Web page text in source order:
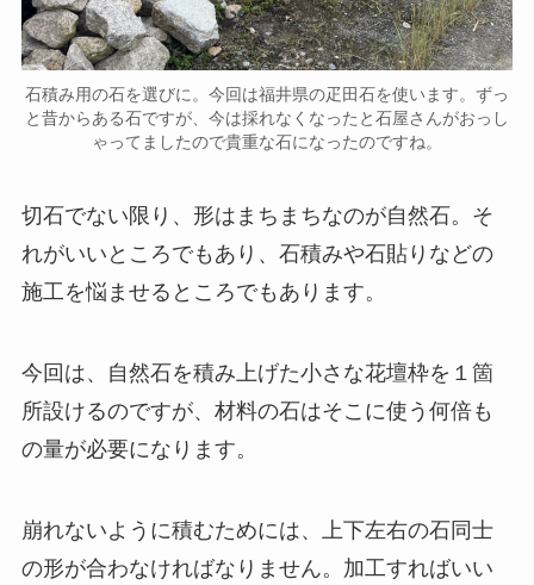
石積み用の石を選びに。今回は福井県の疋田石を使います。ずっ
と昔からある石ですが、今は採れなくなったと石屋さんがおっし
ゃってましたので貴重な石になったのですね。
切石でない限り、形はまちまちなのが自然石。そ
れがいいところでもあり、石積みや石貼りなどの
施工を悩ませるところでもあります。
今回は、自然石を積み上げた小さな花壇枠を１箇
所設けるのですが、材料の石はそこに使う何倍も
の量が必要になります。
崩れないように積むためには、上下左右の石同士
の形が合わなければなりません。加工すればいい